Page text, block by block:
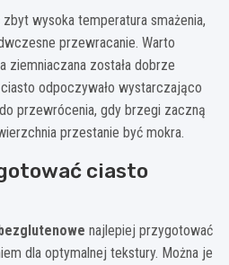
wysoka temperatura smażenia,
przewracanie. Warto
ziemniaczana została dobrze
odpoczywało wystarczająco
przewrócenia, gdy brzegi zaczną
przestanie być mokra.
ciasto
najlepiej przygotować
dla optymalnej tekstury. Można je